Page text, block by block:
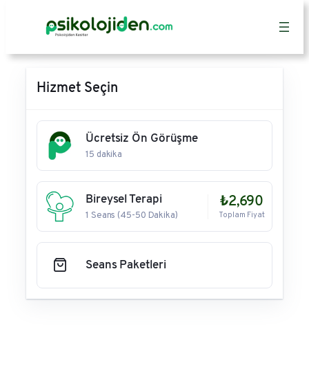
Hizmet Seçin
Ücretsiz Ön Görüşme
15 dakika
Bireysel Terapi
1 Seans (45-50 Dakika)
₺2,690
Toplam Fiyat
Seans Paketleri